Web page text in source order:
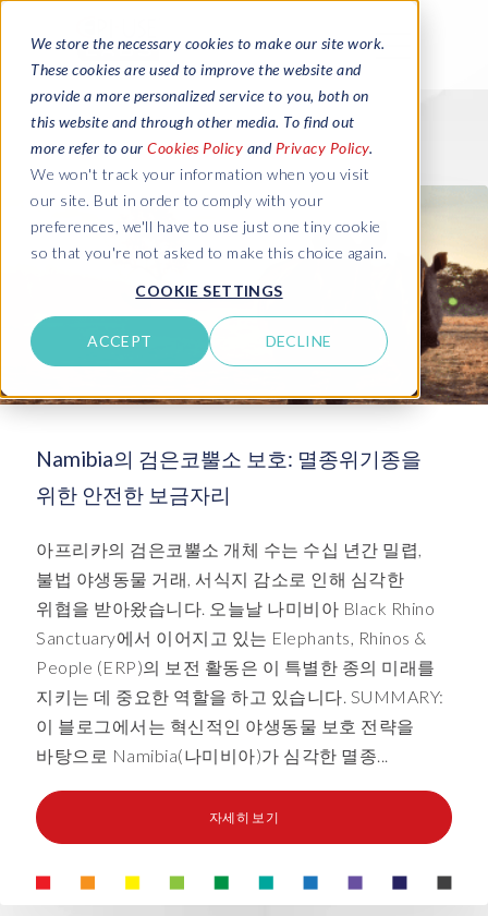
We store the necessary cookies to make our site work.
These cookies are used to improve the website and
provide a more personalized service to you, both on
this website and through other media. To find out
more refer to our Cookies Policy and Privacy Policy.
We won't track your information when you visit
our site. But in order to comply with your
preferences, we'll have to use just one tiny cookie
so that you're not asked to make this choice again.
COOKIE SETTINGS
ACCEPT DECLINE
Namibia의 검은코뿔소 보호: 멸종위기종을
위한 안전한 보금자리
아프리카의 검은코뿔소 개체 수는 수십 년간 밀렵,
불법 야생동물 거래, 서식지 감소로 인해 심각한
위협을 받아왔습니다. 오늘날 나미비아 Black Rhino
Sanctuary에서 이어지고 있는 Elephants, Rhinos &
People (ERP)의 보전 활동은 이 특별한 종의 미래를
지키는 데 중요한 역할을 하고 있습니다. SUMMARY:
이 블로그에서는 혁신적인 야생동물 보호 전략을
바탕으로 Namibia(나미비아)가 심각한 멸종...
자세히 보기